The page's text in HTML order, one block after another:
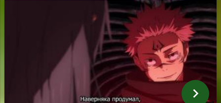
chevron_right